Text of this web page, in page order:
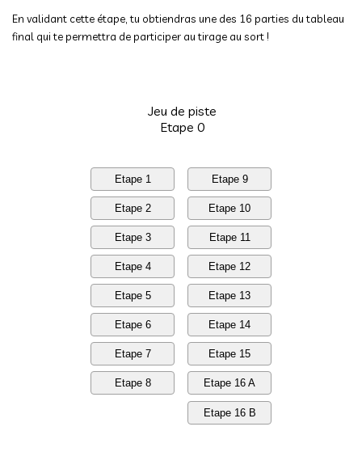
En validant cette étape, tu obtiendras une des 16 parties du tableau
final qui te permettra de participer au tirage au sort !